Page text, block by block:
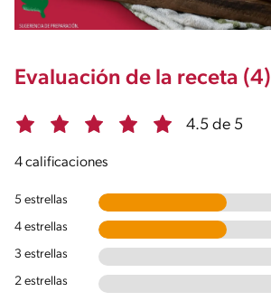
Evaluación de la receta (4)
4.5 de 5
4 calificaciones
5 estrellas
4 estrellas
3 estrellas
2 estrellas